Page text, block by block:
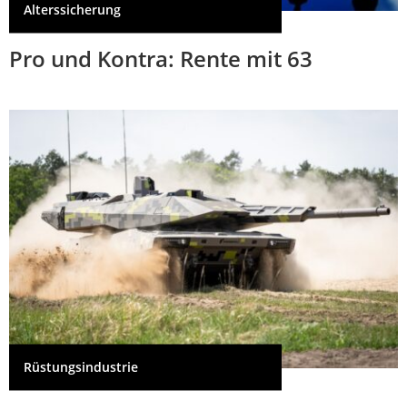
Alterssicherung
Pro und Kontra: Rente mit 63
Rüstungsindustrie